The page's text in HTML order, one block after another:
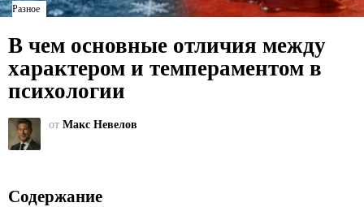
Разное
В чем основные отличия между
характером и темпераментом в
психологии
от Макс Невелов
Содержание